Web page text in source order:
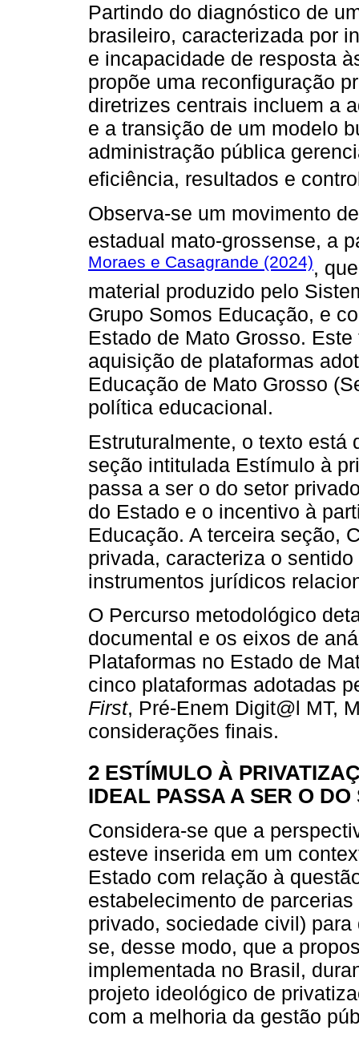
Partindo do diagnóstico de
brasileiro, caracterizada por
e incapacidade de resposta
propõe uma reconfiguração
diretrizes centrais incluem a
e a transição de um modelo
administração pública
eficiência, resultados e
Observa-se um movimento
estadual mato-grossense, a
Moraes e Casagrande (2024),
material produzido pelo
Grupo Somos Educação, e
Estado de Mato Grosso.
aquisição de plataformas
Educação de Mato Grosso
política educacional.
Estruturalmente, o texto está
seção intitulada Estímulo à
passa a ser o do setor
do Estado e o incentivo à
Educação. A terceira seção,
privada, caracteriza o
instrumentos jurídicos
O Percurso metodológico
documental e os eixos de
Plataformas no Estado de
cinco plataformas adotadas
First, Pré-Enem Digit@l MT,
considerações finais.
2 ESTÍMULO À
IDEAL PASSA A SER O DO
Considera-se que a
esteve inserida em um
Estado com relação à
estabelecimento de
privado, sociedade civil)
se, desse modo, que a
implementada no Brasil,
projeto ideológico de
com a melhoria da gestão